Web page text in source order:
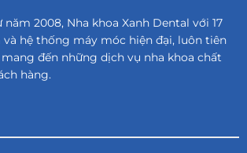
2008, Nha khoa Xanh Dental với 17
hệ thống máy móc hiện đại, luôn tiên
đến những dịch vụ nha khoa chất
hàng.